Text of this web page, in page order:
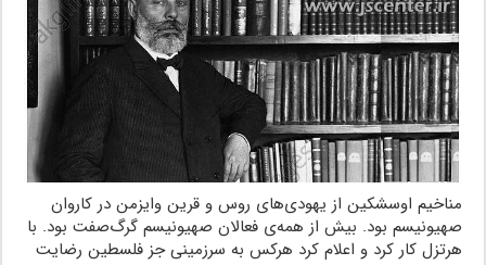
مناخیم اوسشکین از یهودی‌های روس و قرین وایزمن در کاروان
صهیونیسم بود. بیش از همه‌ی فعالان صهیونیسم گرگ‌صفت بود. با
هرتزل کار کرد و اعلام کرد هرکس به سرزمینی جز فلسطین رضایت